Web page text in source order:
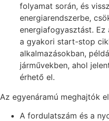
folyamat során, és
energiarendszerbe,
energiafogyasztást.
a gyakori start-stop
alkalmazásokban,
járművekben, ahol
érhető el.
Az egyenáramú meghajtók
A fordulatszám és a